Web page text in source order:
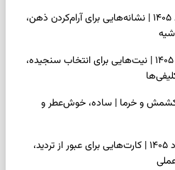
فال شمع امروز یکشنبه ۱۸ مرداد ۱۴۰۵ | نشانه‌هایی برای آرام‌کردن ذهن،
فال ابجد امروز یکشنبه ۱۸ مرداد ۱۴۰۵ | نیت‌هایی برای انتخاب سنجیده،
کشمش و خرما | ساده، خوش‌عطر و
فال تاروت امروز یکشنبه ۱۸ مرداد ۱۴۰۵ | کارت‌هایی برای عبور از تردید،